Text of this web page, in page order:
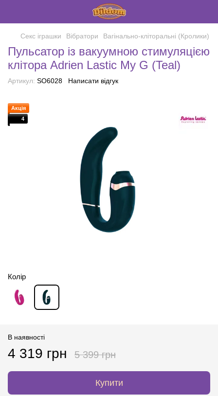
Секс іграшки Вібратори Вагінально-кліторальні (Кролики)
Пульсатор із вакуумною стимуляцією
клітора Adrien Lastic My G (Teal)
Артикул: SO6028 Написати відгук
Акція
4
Колір
В наявності
4 319 грн 5 399 грн
Купити